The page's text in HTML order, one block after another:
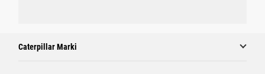
Caterpillar Marki